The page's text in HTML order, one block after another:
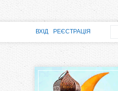
П
о
ВХІД РЕЄСТРАЦІЯ